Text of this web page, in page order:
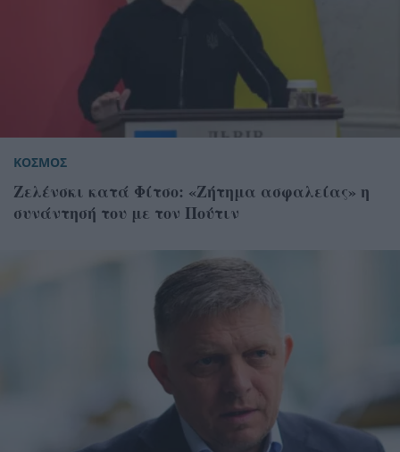
ΚΟΣΜΟΣ
Ζελένσκι κατά Φίτσο: «Ζήτημα ασφαλείας» η
συνάντησή του με τον Πούτιν